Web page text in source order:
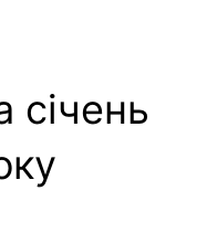
січень